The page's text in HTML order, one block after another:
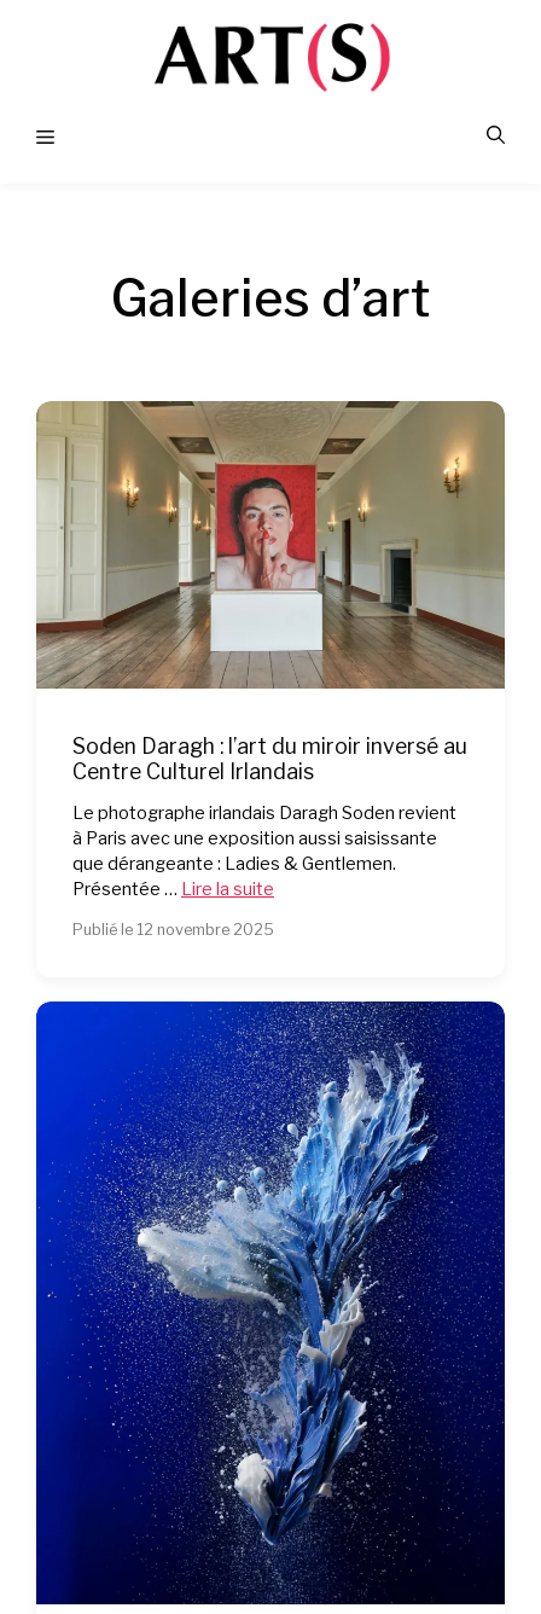
Galeries d’art
Soden Daragh : l’art du miroir inversé au
Centre Culturel Irlandais
Le photographe irlandais Daragh Soden revient
à Paris avec une exposition aussi saisissante
que dérangeante : Ladies & Gentlemen.
Présentée … Lire la suite
Publié le 12 novembre 2025